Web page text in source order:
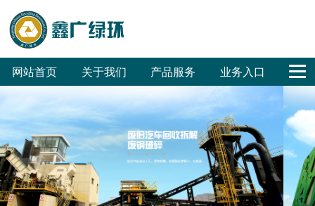
网站首页 关于我们
公
司
概
况
鑫
广
化
合 联
系
我
们
产品服务
回
收
体
系
危
废
无
害
废
旧
汽
车
废
旧
家
电
业务入口
售
招
标
程
招
标
司
OA